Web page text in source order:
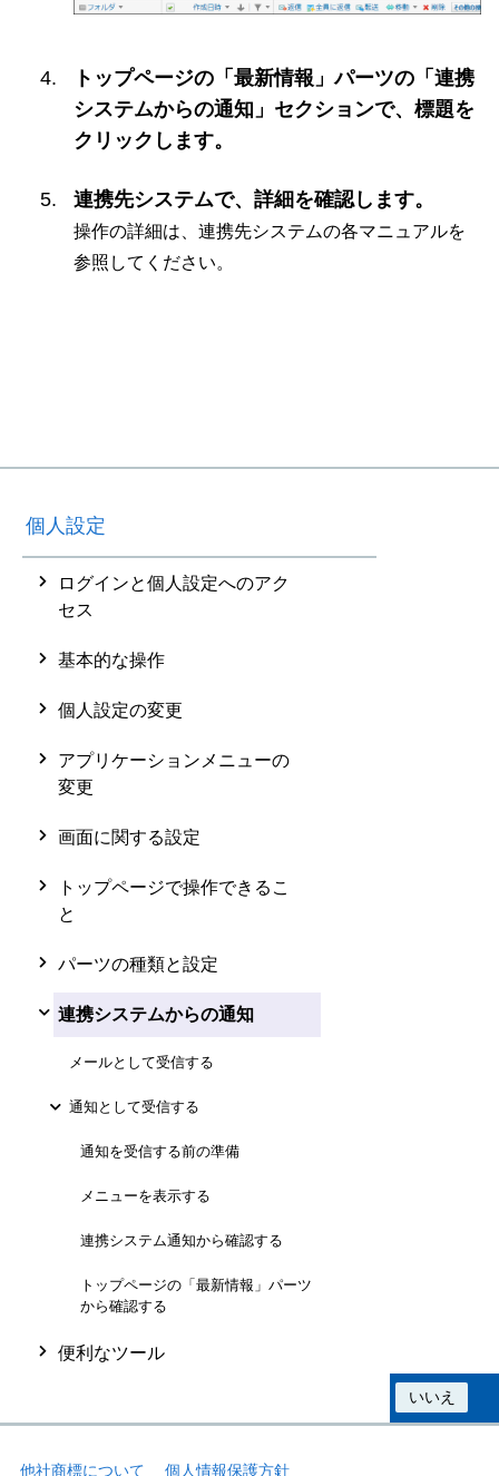
トップページの「最新情報」パーツの「連携
システムからの通知」セクションで、標題を
クリックします。
連携先システムで、詳細を確認します。
操作の詳細は、連携先システムの各マニュアルを
参照してください。
個人設定
ログインと個人設定へのアク
セス
基本的な操作
個人設定の変更
アプリケーションメニューの
変更
画面に関する設定
トップページで操作できるこ
と
パーツの種類と設定
連携システムからの通知
メールとして受信する
通知として受信する
通知を受信する前の準備
メニューを表示する
連携システム通知から確認する
トップページの「最新情報」パーツ
から確認する
便利なツール
いいえ
他社商標について 個人情報保護方針